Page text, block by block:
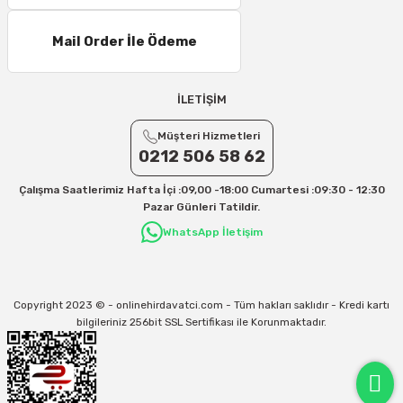
16 – 20 Desi/Kg= 307,50 TL- 371,80 TL
21 – 25 Desi/Kg= 357,90 TL-- 397,40 TL
Yurtiçi Kargo için 30 Desi sonrası her +1 Desi: 13 TL
Aras Kargo için 30 Desi sonrası her +1 Desi: 17 TL
Kargo ve teslimat süreçleriyle ilgili tüm sorularınız için bizimle iletişime
31/12/2026 Tarihine Kadar Geçerlidir
Mail Order İle Ödeme
İLETİŞİM
Müşteri Hizmetleri
0212 506 58 62
Çalışma Saatlerimiz Hafta İçi :09,00 -18:00 Cumartesi :09:30 - 12:30
Pazar Günleri Tatildir.
WhatsApp İletişim
Copyright 2023 © - onlinehirdavatci.com - Tüm hakları saklıdır - Kredi kartı
bilgileriniz 256bit SSL Sertifikası ile Korunmaktadır.